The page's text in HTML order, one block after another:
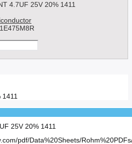
4.7UF 25V 20% 1411
25V 20% 1411
pdf/Data%20Sheets/